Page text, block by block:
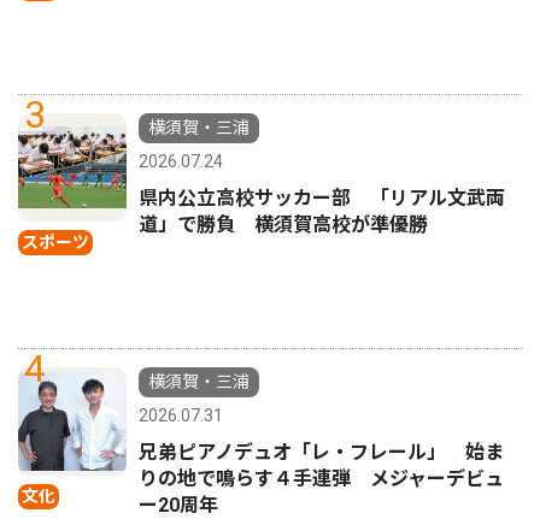
3
スポーツ
横須賀・三浦
2026.07.24
県内公立高校サッカー部 「リアル文武両
道」で勝負 横須賀高校が準優勝
4
文化
横須賀・三浦
2026.07.31
兄弟ピアノデュオ「レ・フレール」 始ま
りの地で鳴らす４手連弾 メジャーデビュ
ー20周年